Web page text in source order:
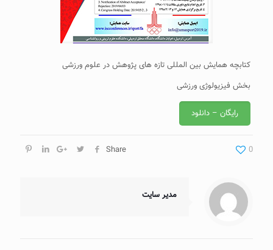
کتابچه همایش بین المللی تازه های پژوهش در علوم ورزشی
بخش فیزیولوژی ورزشی
رایگان – دانلود
Share 0
مدیر سایت